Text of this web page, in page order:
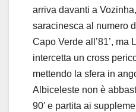
arriva davanti a
saracinesca al numero
Capo Verde all’81’, ma
intercetta un cross
mettendo la sfera in
Albiceleste non è
90′ e partita ai